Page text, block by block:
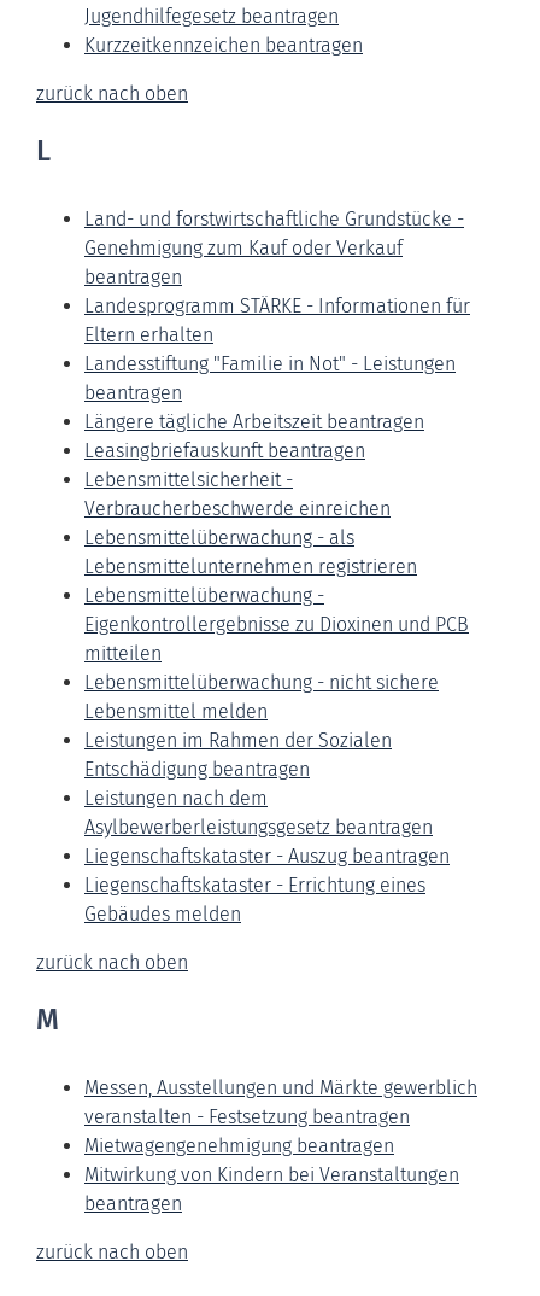
Jugendhilfegesetz beantragen
Kurzzeitkennzeichen beantragen
zurück nach oben
L
Land- und forstwirtschaftliche Grundstücke -
Genehmigung zum Kauf oder Verkauf
beantragen
Landesprogramm STÄRKE - Informationen für
Eltern erhalten
Landesstiftung "Familie in Not" - Leistungen
beantragen
Längere tägliche Arbeitszeit beantragen
Leasingbriefauskunft beantragen
Lebensmittelsicherheit -
Verbraucherbeschwerde einreichen
Lebensmittelüberwachung - als
Lebensmittelunternehmen registrieren
Lebensmittelüberwachung -
Eigenkontrollergebnisse zu Dioxinen und PCB
mitteilen
Lebensmittelüberwachung - nicht sichere
Lebensmittel melden
Leistungen im Rahmen der Sozialen
Entschädigung beantragen
Leistungen nach dem
Asylbewerberleistungsgesetz beantragen
Liegenschaftskataster - Auszug beantragen
Liegenschaftskataster - Errichtung eines
Gebäudes melden
zurück nach oben
M
Messen, Ausstellungen und Märkte gewerblich
veranstalten - Festsetzung beantragen
Mietwagengenehmigung beantragen
Mitwirkung von Kindern bei Veranstaltungen
beantragen
zurück nach oben